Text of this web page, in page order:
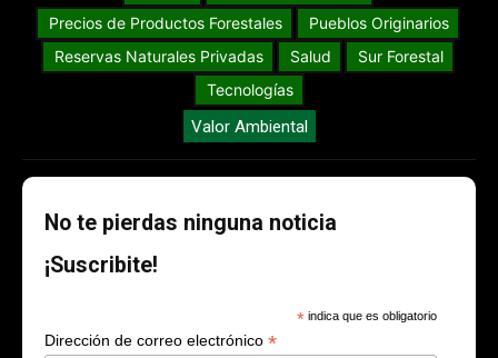
Precios de Productos Forestales
Pueblos Originarios
Reservas Naturales Privadas
Salud
Sur Forestal
Tecnologías
Valor Ambiental
No te pierdas ninguna noticia
¡Suscribite!
* indica que es obligatorio
Dirección de correo electrónico *